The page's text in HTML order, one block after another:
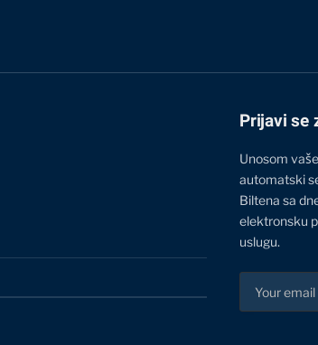
Prijavi se
Unosom
automatski
Biltena sa
elektronsku
uslugu.